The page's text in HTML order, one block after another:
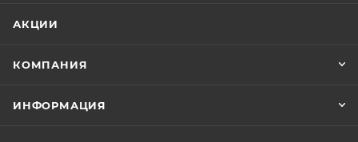
АКЦИИ
КОМПАНИЯ
ИНФОРМАЦИЯ